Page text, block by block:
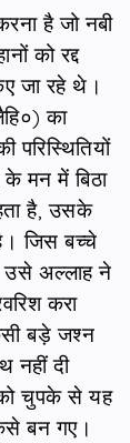
है जो नबी
को रद्द
जा रहे थे।
का
मन में बिठा
है, उसके
जिस बच्चे
उसे अल्लाह ने
करा
बड़े जश्न
नहीं दी
चुपके से यह
बन गए।